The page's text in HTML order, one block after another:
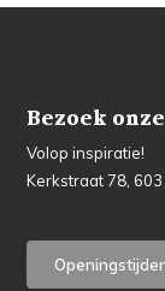
Bezoek
Volop inspiratie!
Kerkstraat 78,